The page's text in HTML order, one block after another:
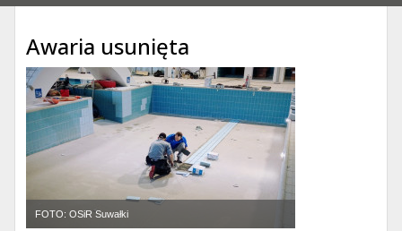
Awaria usunięta
FOTO: OSiR Suwałki